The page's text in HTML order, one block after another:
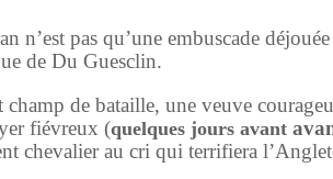
n’est pas qu’une embuscade déjouée
de Du Guesclin.
de bataille, une veuve
fiévreux (quelques jours avant
chevalier au cri qui terrifiera